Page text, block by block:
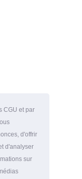
CGU et par
d'offrir
d'analyser
sur